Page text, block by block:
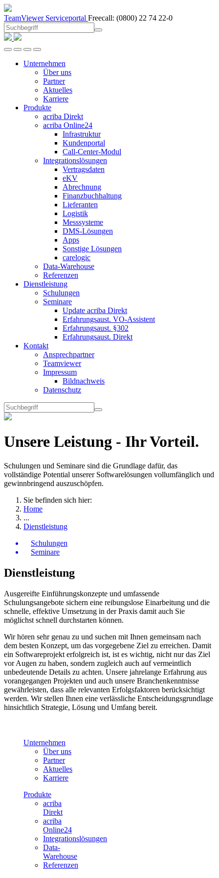
TeamViewer Serviceportal Freecall: (0800) 22 74 22-0
Unternehmen
Über uns
Partner
Aktuelles
Karriere
Produkte
acriba Direkt
acriba Online24
Infrastruktur
Kundenportal
Call-Center-Modul
Integrationslösungen
Vertragsdaten
eKV
Abrechnung
Finanzbuchhaltung
Lieferanten
Logistik
Messsysteme
DMS-Lösungen
Apps
Sonstige Lösungen
carelogic
Data-Warehouse
Referenzen
Dienstleistung
Schulungen
Seminare
Update acriba Direkt
Erfahrungsaust. VO-Assistent
Erfahrungsaust. §302
Erfahrungsaust. Direkt
Kontakt
Ansprechpartner
Teamviewer
Impressum
Bildnachweis
Datenschutz
Unsere Leistung - Ihr Vorteil.
Schulungen und Seminare sind die Grundlage dafür, das
vollständige Potential unserer Softwarelösungen vollumfänglich und
gewinnbringend auszuschöpfen.
Sie befinden sich hier:
Home
...
Dienstleistung
Schulungen
Seminare
Dienstleistung
Ausgereifte Einführungskonzepte und umfassende
Schulungsangebote sichern eine reibungslose Einarbeitung und die
schnelle, effektive Umsetzung in der Praxis damit auch Sie
möglichst schnell durchstarten können.
Wir hören sehr genau zu und suchen mit Ihnen gemeinsam nach
dem besten Konzept, um das vorgegebene Ziel zu erreichen. Damit
ein Softwareprojekt erfolgreich ist, ist es wichtig, nicht nur das Ziel
vor Augen zu haben, sondern zugleich auch auf vermeintlich
unbedeutende Details zu achten. Unsere jahrelange Erfahrung aus
vorangegangen Projekten und auch unsere Branchenkenntnisse
gewährleisten, dass alle relevanten Erfolgsfaktoren berücksichtigt
werden. Wir stellen Ihnen eine verlässliche Entscheidungsgrundlage
hinsichtlich Strategie, Lösung und Umfang bereit.
Unternehmen
Über uns
Partner
Aktuelles
Karriere
Produkte
acriba
Direkt
acriba
Online24
Integrationslösungen
Data-
Warehouse
Referenzen